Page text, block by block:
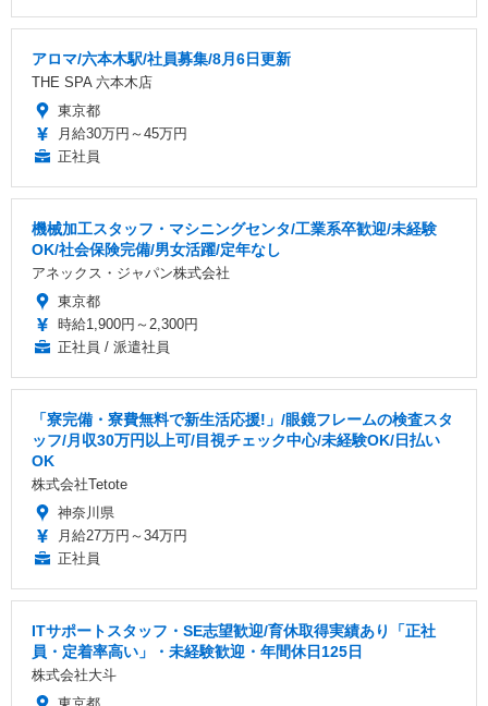
アロマ/六本木駅/社員募集/8月6日更新
THE SPA 六本木店
東京都
月給30万円～45万円
正社員
機械加工スタッフ・マシニングセンタ/工業系卒歓迎/未経験
OK/社会保険完備/男女活躍/定年なし
アネックス・ジャパン株式会社
東京都
時給1,900円～2,300円
正社員 / 派遣社員
「寮完備・寮費無料で新生活応援!」/眼鏡フレームの検査スタ
ッフ/月収30万円以上可/目視チェック中心/未経験OK/日払い
OK
株式会社Tetote
神奈川県
月給27万円～34万円
正社員
ITサポートスタッフ・SE志望歓迎/育休取得実績あり「正社
員・定着率高い」・未経験歓迎・年間休日125日
株式会社大斗